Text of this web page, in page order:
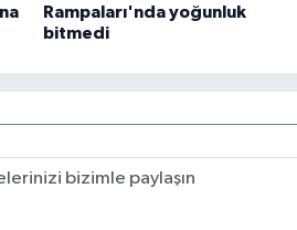
Rampaları'nda yoğunluk
bitmedi